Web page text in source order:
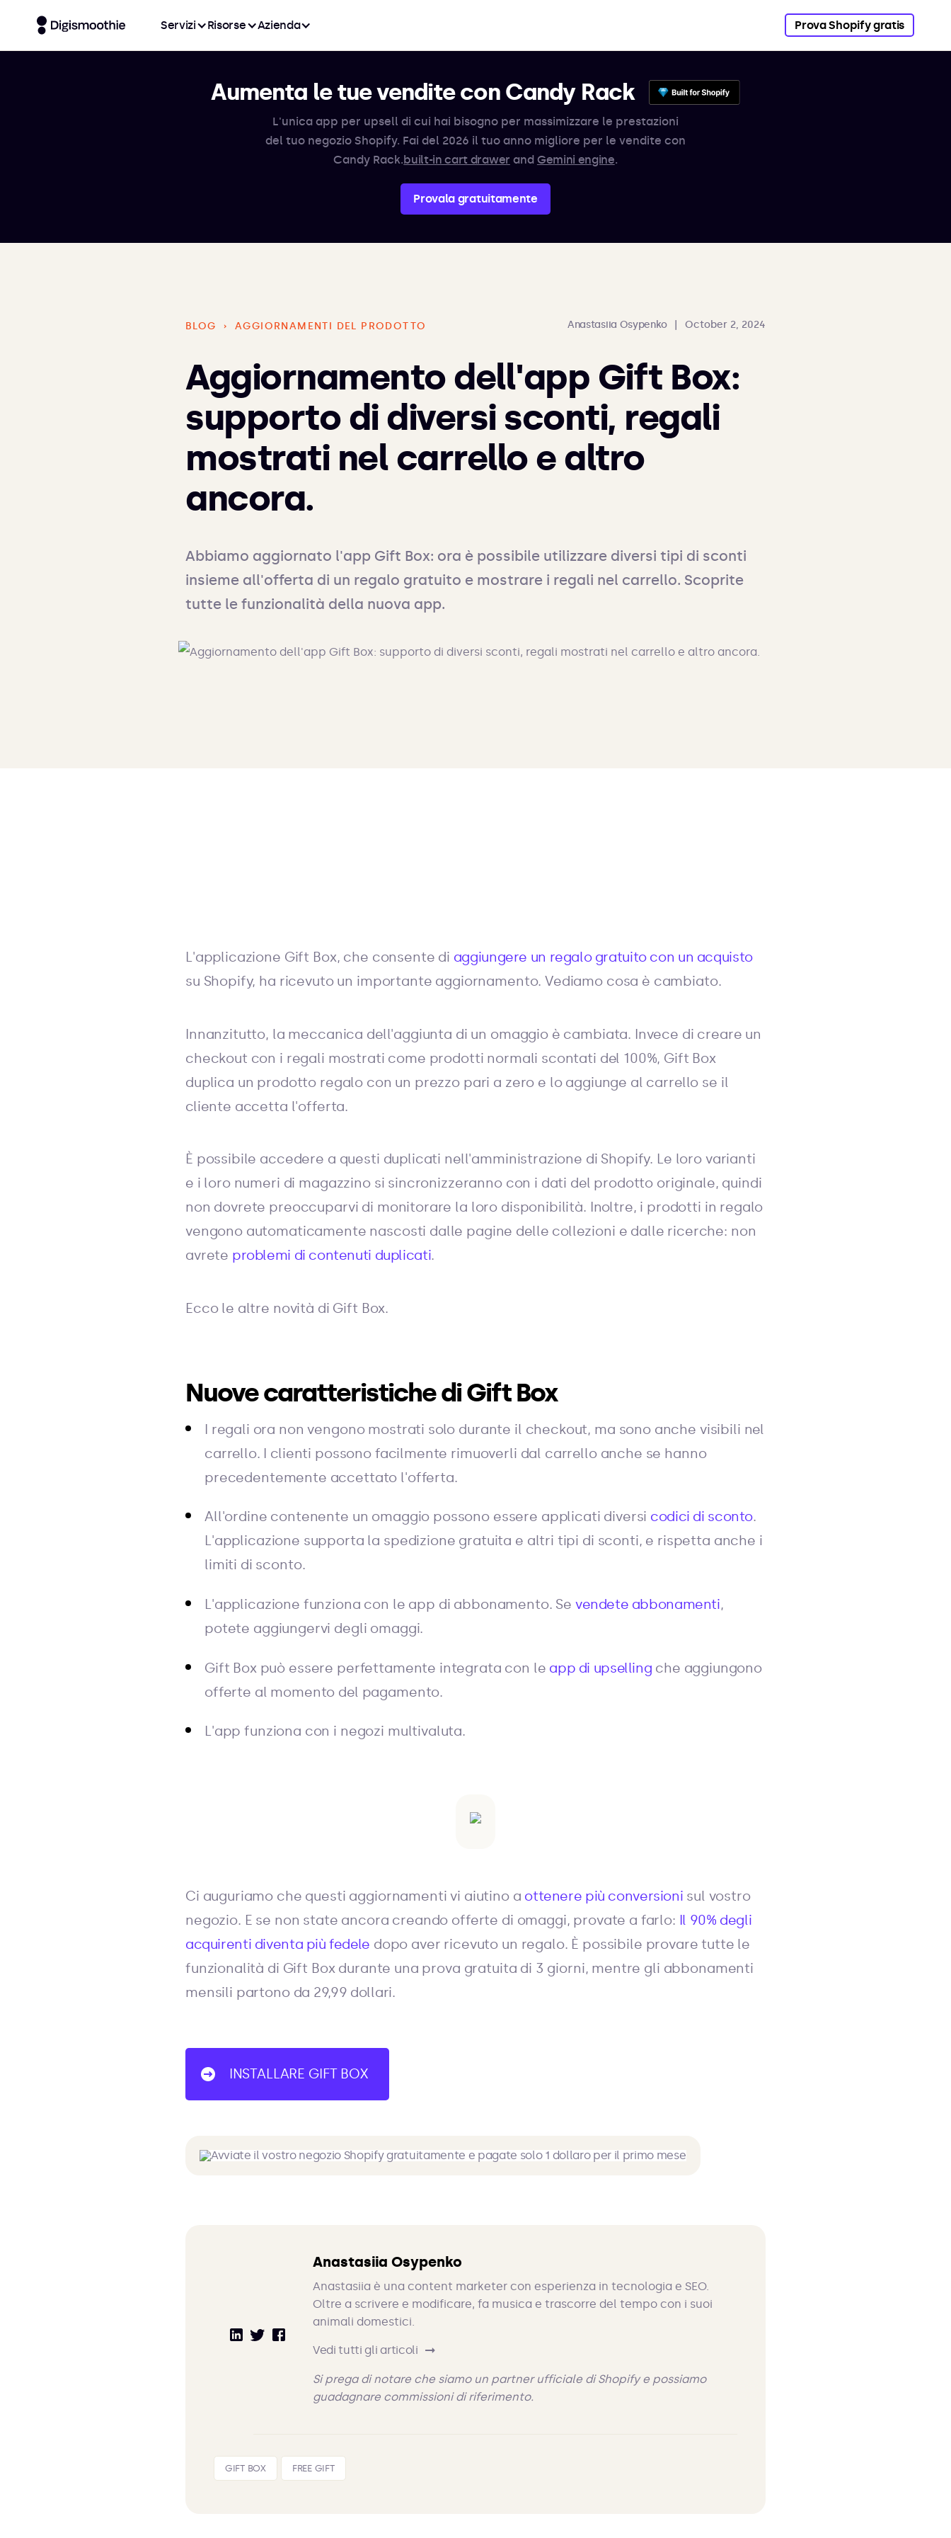
Servizi Risorse Azienda Prova Shopify gratis
Aumenta le tue vendite con Candy Rack
L'unica app per upsell di cui hai bisogno per massimizzare le prestazioni
del tuo negozio Shopify. Fai del 2026 il tuo anno migliore per le vendite con
Candy Rack.built-in cart drawer and Gemini engine.
Provala gratuitamente
BLOG › AGGIORNAMENTI DEL PRODOTTO Anastasiia Osypenko October 2, 2024
Aggiornamento dell'app Gift Box:
supporto di diversi sconti, regali
mostrati nel carrello e altro
ancora.
Abbiamo aggiornato l'app Gift Box: ora è possibile utilizzare diversi tipi di sconti
insieme all'offerta di un regalo gratuito e mostrare i regali nel carrello. Scoprite
tutte le funzionalità della nuova app.
L'applicazione Gift Box, che consente di aggiungere un regalo gratuito con un acquisto
su Shopify, ha ricevuto un importante aggiornamento. Vediamo cosa è cambiato.
Innanzitutto, la meccanica dell'aggiunta di un omaggio è cambiata. Invece di creare un
checkout con i regali mostrati come prodotti normali scontati del 100%, Gift Box
duplica un prodotto regalo con un prezzo pari a zero e lo aggiunge al carrello se il
cliente accetta l'offerta.
È possibile accedere a questi duplicati nell'amministrazione di Shopify. Le loro varianti
e i loro numeri di magazzino si sincronizzeranno con i dati del prodotto originale, quindi
non dovrete preoccuparvi di monitorare la loro disponibilità. Inoltre, i prodotti in regalo
vengono automaticamente nascosti dalle pagine delle collezioni e dalle ricerche: non
avrete problemi di contenuti duplicati.
Ecco le altre novità di Gift Box.
Nuove caratteristiche di Gift Box
I regali ora non vengono mostrati solo durante il checkout, ma sono anche visibili nel
carrello. I clienti possono facilmente rimuoverli dal carrello anche se hanno
precedentemente accettato l'offerta.
All'ordine contenente un omaggio possono essere applicati diversi codici di sconto.
L'applicazione supporta la spedizione gratuita e altri tipi di sconti, e rispetta anche i
limiti di sconto.
L'applicazione funziona con le app di abbonamento. Se vendete abbonamenti,
potete aggiungervi degli omaggi.
Gift Box può essere perfettamente integrata con le app di upselling che aggiungono
offerte al momento del pagamento.
L'app funziona con i negozi multivaluta.
Ci auguriamo che questi aggiornamenti vi aiutino a ottenere più conversioni sul vostro
negozio. E se non state ancora creando offerte di omaggi, provate a farlo: Il 90% degli
acquirenti diventa più fedele dopo aver ricevuto un regalo. È possibile provare tutte le
funzionalità di Gift Box durante una prova gratuita di 3 giorni, mentre gli abbonamenti
mensili partono da 29,99 dollari.
INSTALLARE GIFT BOX
Anastasiia Osypenko
Anastasiia è una content marketer con esperienza in tecnologia e SEO.
Oltre a scrivere e modificare, fa musica e trascorre del tempo con i suoi
animali domestici.
Vedi tutti gli articoli
Si prega di notare che siamo un partner ufficiale di Shopify e possiamo
guadagnare commissioni di riferimento.
GIFT BOX FREE GIFT